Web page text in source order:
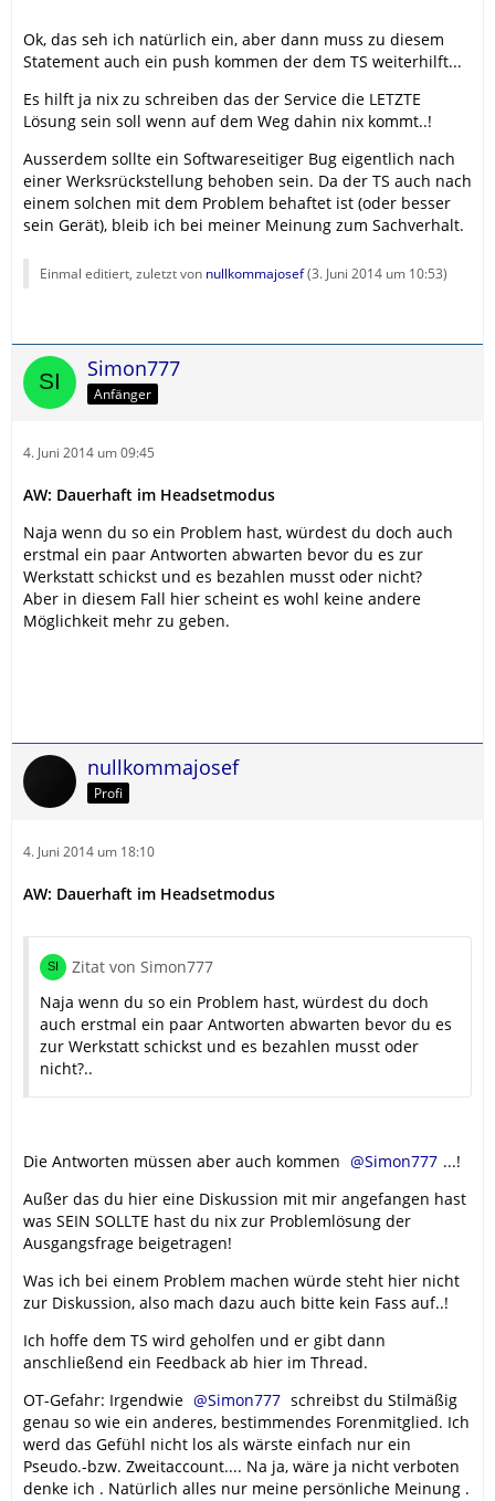
Ok, das seh ich natürlich ein, aber dann muss zu diesem
Statement auch ein push kommen der dem TS weiterhilft...
Es hilft ja nix zu schreiben das der Service die LETZTE
Lösung sein soll wenn auf dem Weg dahin nix kommt..!
Ausserdem sollte ein Softwareseitiger Bug eigentlich nach
einer Werksrückstellung behoben sein. Da der TS auch nach
einem solchen mit dem Problem behaftet ist (oder besser
sein Gerät), bleib ich bei meiner Meinung zum Sachverhalt.
Einmal editiert, zuletzt von nullkommajosef(3. Juni 2014 um 10:53)
Simon777
Anfänger
4. Juni 2014 um 09:45
AW: Dauerhaft im Headsetmodus
Naja wenn du so ein Problem hast, würdest du doch auch
erstmal ein paar Antworten abwarten bevor du es zur
Werkstatt schickst und es bezahlen musst oder nicht?
Aber in diesem Fall hier scheint es wohl keine andere
Möglichkeit mehr zu geben.
nullkommajosef
Profi
4. Juni 2014 um 18:10
AW: Dauerhaft im Headsetmodus
Zitat von Simon777
Naja wenn du so ein Problem hast, würdest du doch
auch erstmal ein paar Antworten abwarten bevor du es
zur Werkstatt schickst und es bezahlen musst oder
nicht?..
Die Antworten müssen aber auch kommen Simon777 ...!
Außer das du hier eine Diskussion mit mir angefangen hast
was SEIN SOLLTE hast du nix zur Problemlösung der
Ausgangsfrage beigetragen!
Was ich bei einem Problem machen würde steht hier nicht
zur Diskussion, also mach dazu auch bitte kein Fass auf..!
Ich hoffe dem TS wird geholfen und er gibt dann
anschließend ein Feedback ab hier im Thread.
OT-Gefahr: Irgendwie
Simon777 schreibst du Stilmäßig
genau so wie ein anderes, bestimmendes Forenmitglied. Ich
werd das Gefühl nicht los als wärste einfach nur ein
Pseudo.-bzw. Zweitaccount.... Na ja, wäre ja nicht verboten
denke ich . Natürlich alles nur meine persönliche Meinung .